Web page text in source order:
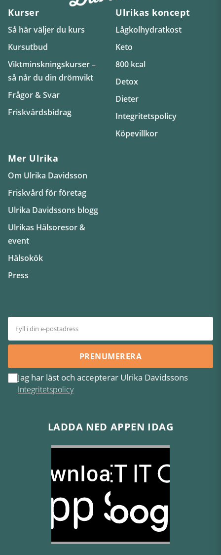
Kurser
Så här väljer du kurs
Kursutbud
Viktminskningskurser –
så når du din drömvikt
Frågor & Svar
Friskvårdsbidrag
Ulrikas koncept
Lågkolhydratkost
Keto
800 kcal
Detox
Dieter
Integritetspolicy
Köpevillkor
Mer Ulrika
Om Ulrika Davidsson
Friskvård för företag
Ulrika Davidssons blogg
Ulrikas Hälsoresor &
event
Hälsokök
Press
PRENUMERERA
Jag har läst och accepterar Ulrika Davidssons
Integritetspolicy
LADDA NED APPEN IDAG